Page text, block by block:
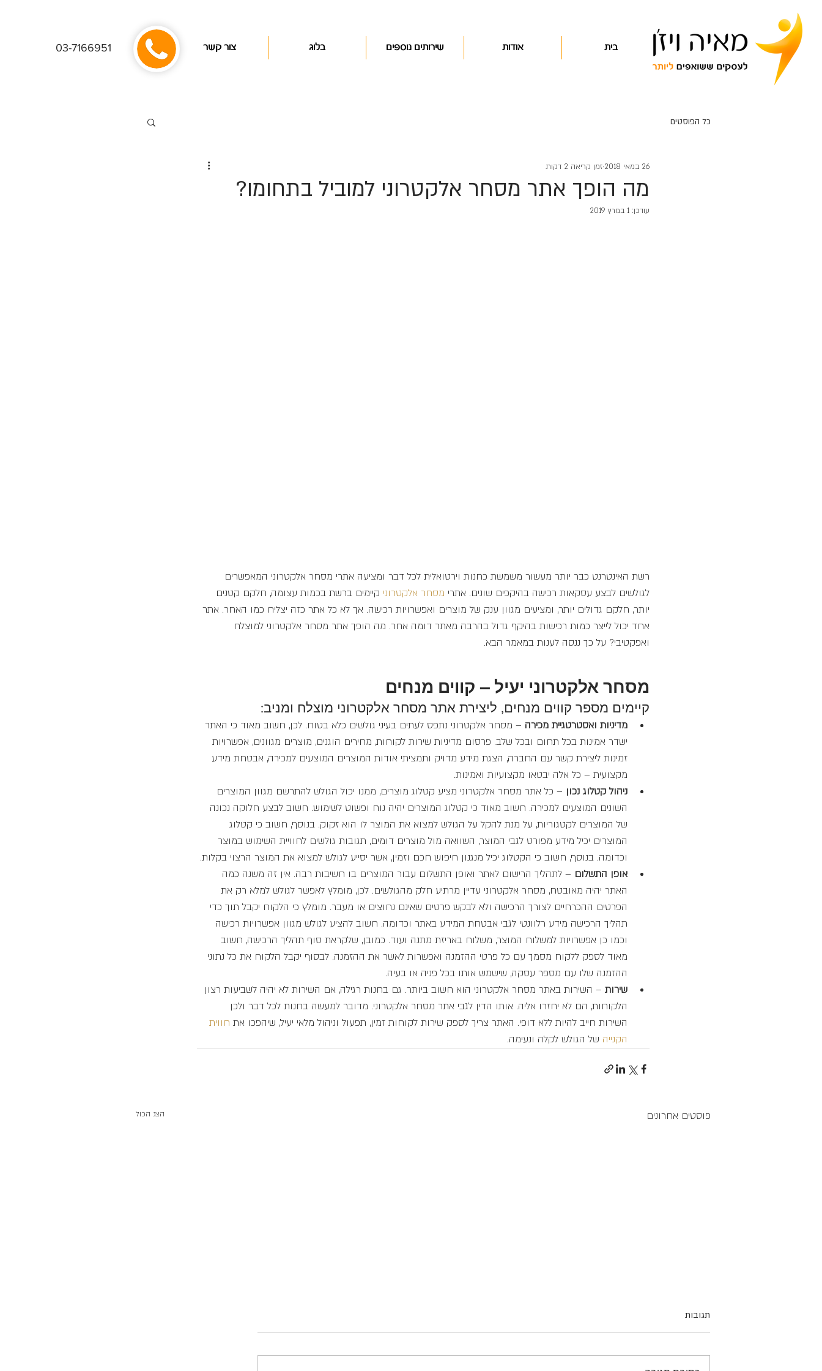
03-7166951 בית אודות שירותים נוספים בלוג צור קשר
כל הפוסטים
מה הופך אתר מסחר אלקטרוני למוביל בתחומו?
26 במאי 2018 זמן קריאה 2 דקות
עודכן: 1 במרץ 2019
רשת האינטרנט כבר יותר מעשור משמשת כחנות וירטואלית לכל דבר ומציעה אתרי מסחר אלקטרוני המאפשרים
לגולשים לבצע עסקאות רכישה בהיקפים שונים. אתרי מסחר אלקטרוני קיימים ברשת בכמות עצומה, חלקם קטנים
יותר, חלקם גדולים יותר, ומציעים מגוון ענק של מוצרים ואפשרויות רכישה. אך לא כל אתר כזה יצליח כמו האחר. אתר
אחד יכול לייצר כמות רכישות בהיקף גדול בהרבה מאתר דומה אחר. מה הופך אתר מסחר אלקטרוני למוצלח
ואפקטיבי? על כך ננסה לענות במאמר הבא.
מסחר אלקטרוני יעיל – קווים מנחים
קיימים מספר קווים מנחים, ליצירת אתר מסחר אלקטרוני מוצלח ומניב:
מדיניות ואסטרטגיית מכירה – מסחר אלקטרוני נתפס לעתים בעיני גולשים כלא בטוח. לכן, חשוב מאוד כי האתר
ישדר אמינות בכל תחום ובכל שלב. פרסום מדיניות שירות לקוחות, מחירים הוגנים, מוצרים מגוונים, אפשרויות
זמינות ליצירת קשר עם החברה, הצגת מידע מדויק ותמציתי אודות המוצרים המוצעים למכירה, אבטחת מידע
מקצועית – כל אלה יבטאו מקצועיות ואמינות.
ניהול קטלוג נכון – כל אתר מסחר אלקטרוני מציע קטלוג מוצרים, ממנו יכול הגולש להתרשם מגוון המוצרים
השונים המוצעים למכירה. חשוב מאוד כי קטלוג המוצרים יהיה נוח ופשוט לשימוש. חשוב לבצע חלוקה נכונה
של המוצרים לקטגוריות, על מנת להקל על הגולש למצוא את המוצר לו הוא זקוק. בנוסף, חשוב כי קטלוג
המוצרים יכיל מידע מפורט לגבי המוצר, השוואה מול מוצרים דומים, תגובות גולשים לחוויית השימוש במוצר
וכדומה. בנוסף, חשוב כי הקטלוג יכיל מנגנון חיפוש חכם וזמין, אשר יסייע לגולש למצוא את המוצר הרצוי בקלות.
אופן התשלום – לתהליך הרישום לאתר ואופן התשלום עבור המוצרים בו חשיבות רבה. אין זה משנה כמה
האתר יהיה מאובטח, מסחר אלקטרוני עדיין מרתיע חלק מהגולשים. לכן, מומלץ לאפשר לגולש למלא רק את
הפרטים ההכרחיים לצורך הרכישה ולא לבקש פרטים שאינם נחוצים או מעבר. מומלץ כי הלקוח יקבל תוך כדי
תהליך הרכישה מידע רלוונטי לגבי אבטחת המידע באתר וכדומה. חשוב להציע לגולש מגוון אפשרויות רכישה
וכמו כן אפשרויות למשלוח המוצר, משלוח באריזת מתנה ועוד. כמובן, שלקראת סוף תהליך הרכישה, חשוב
מאוד לספק ללקוח מסמך עם כל פרטי ההזמנה ואפשרות לאשר את ההזמנה. לבסוף יקבל הלקוח את כל נתוני
ההזמנה שלו עם מספר עסקה, שישמש אותו בכל פניה או בעיה.
שירות – השירות באתר מסחר אלקטרוני הוא חשוב ביותר. גם בחנות רגילה, אם השירות לא יהיה לשביעות רצון
הלקוחות, הם לא יחזרו אליה. אותו הדין לגבי אתר מסחר אלקטרוני. מדובר למעשה בחנות לכל דבר ולכן
השירות חייב להיות ללא דופי. האתר צריך לספק שירות לקוחות זמין, תפעול וניהול מלאי יעיל, שיהפכו את חווית
הקנייה של הגולש לקלה ונעימה.
פוסטים אחרונים הצג הכול
תגובות